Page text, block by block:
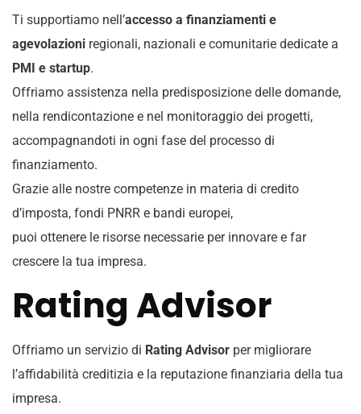
Ti supportiamo nell’accesso a finanziamenti e
agevolazioni regionali, nazionali e comunitarie dedicate a
PMI e startup.
Offriamo assistenza nella predisposizione delle domande,
nella rendicontazione e nel monitoraggio dei progetti,
accompagnandoti in ogni fase del processo di
finanziamento.
Grazie alle nostre competenze in materia di credito
d’imposta, fondi PNRR e bandi europei,
puoi ottenere le risorse necessarie per innovare e far
crescere la tua impresa.
Rating Advisor
Offriamo un servizio di Rating Advisor per migliorare
l’affidabilità creditizia e la reputazione finanziaria della tua
impresa.